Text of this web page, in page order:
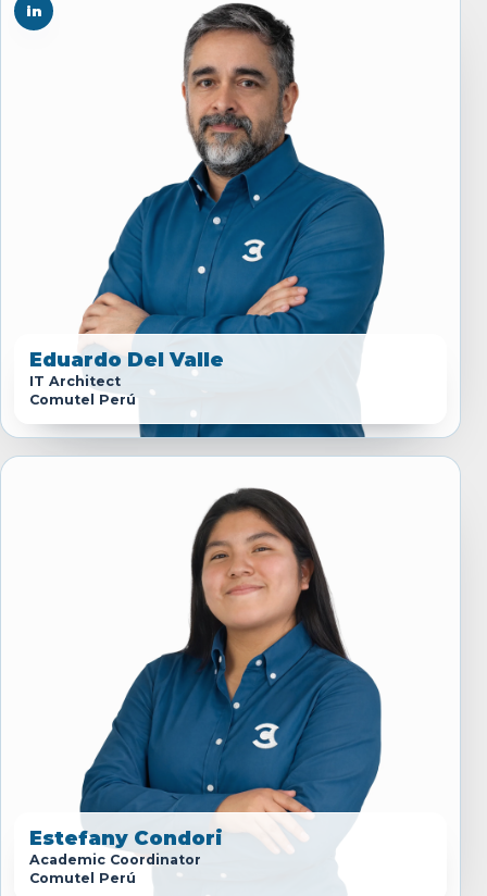
in
Eduardo Del Valle
IT Architect
Comutel Perú
Estefany Condori
Academic Coordinator
Comutel Perú